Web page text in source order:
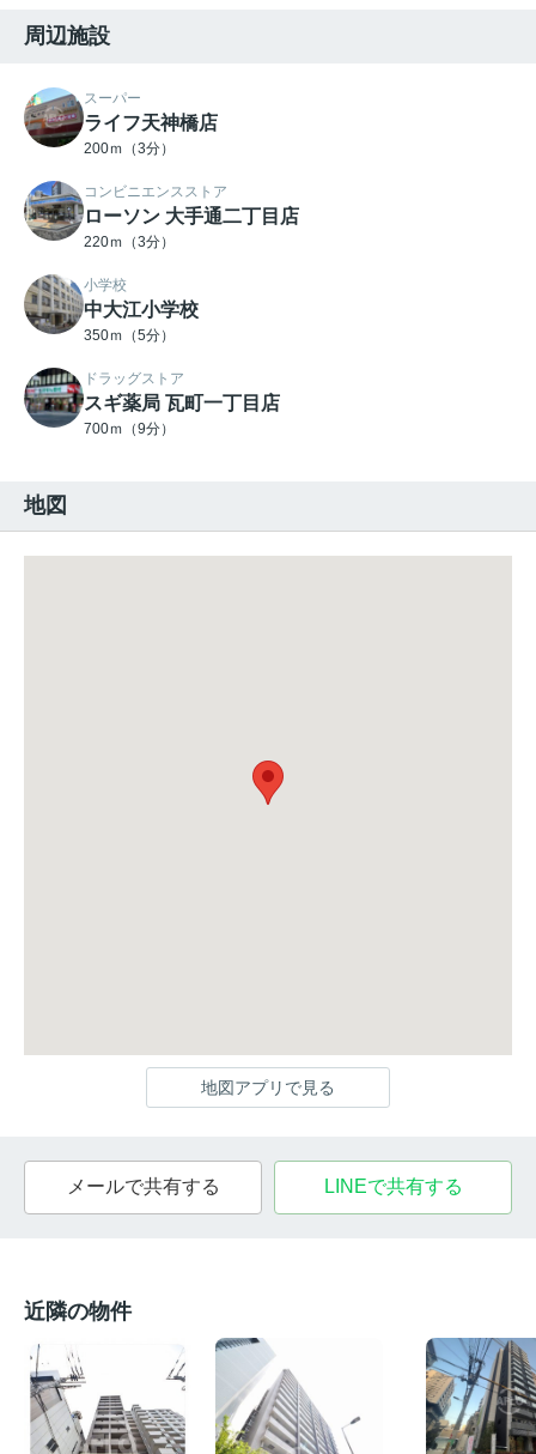
周辺施設
スーパー
ライフ天神橋店
200ｍ（3分）
コンビニエンスストア
ローソン 大手通二丁目店
220ｍ（3分）
小学校
中大江小学校
350ｍ（5分）
ドラッグストア
スギ薬局 瓦町一丁目店
700ｍ（9分）
地図
地図アプリで見る
メールで共有する LINEで共有する
近隣の物件